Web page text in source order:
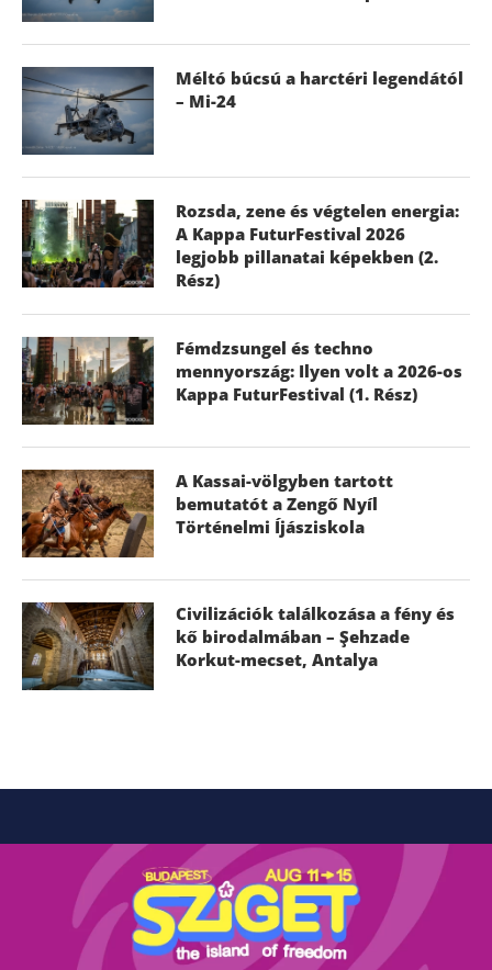
Méltó búcsú a harctéri legendától
– Mi-24
Rozsda, zene és végtelen energia:
A Kappa FuturFestival 2026
legjobb pillanatai képekben (2.
Rész)
Fémdzsungel és techno
mennyország: Ilyen volt a 2026-os
Kappa FuturFestival (1. Rész)
A Kassai-völgyben tartott
bemutatót a Zengő Nyíl
Történelmi Íjásziskola
Civilizációk találkozása a fény és
kő birodalmában – Şehzade
Korkut-mecset, Antalya